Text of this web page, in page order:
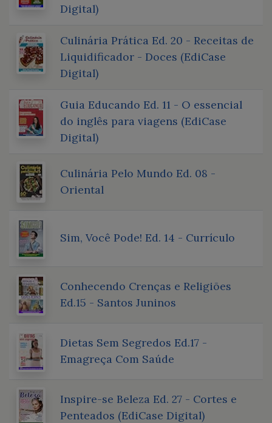
Digital)
Culinária Prática Ed. 20 - Receitas de
Liquidificador - Doces (EdiCase
Digital)
Guia Educando Ed. 11 - O essencial
do inglês para viagens (EdiCase
Digital)
Culinária Pelo Mundo Ed. 08 -
Oriental
Sim, Você Pode! Ed. 14 - Currículo
Conhecendo Crenças e Religiões
Ed.15 - Santos Juninos
Dietas Sem Segredos Ed.17 -
Emagreça Com Saúde
Inspire-se Beleza Ed. 27 - Cortes e
Penteados (EdiCase Digital)